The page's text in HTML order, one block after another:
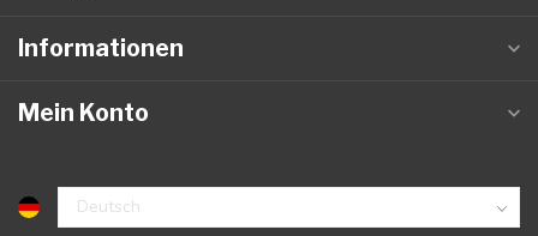
Informationen
Mein Konto